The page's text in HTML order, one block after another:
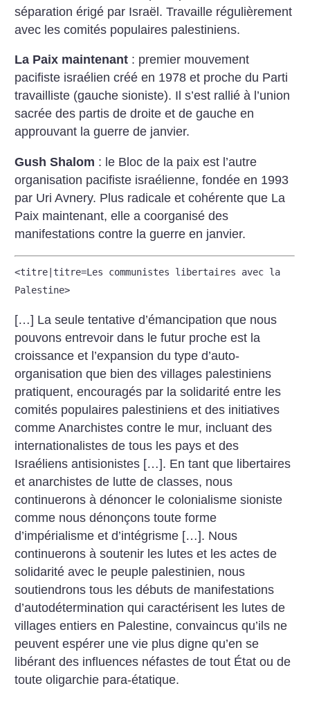
séparation érigé par Israël. Travaille régulièrement
avec les comités populaires palestiniens.
La Paix maintenant : premier mouvement
pacifiste israélien créé en 1978 et proche du Parti
travailliste (gauche sioniste). Il s’est rallié à l’union
sacrée des partis de droite et de gauche en
approuvant la guerre de janvier.
Gush Shalom : le Bloc de la paix est l’autre
organisation pacifiste israélienne, fondée en 1993
par Uri Avnery. Plus radicale et cohérente que La
Paix maintenant, elle a coorganisé des
manifestations contre la guerre en janvier.
<titre|titre=Les communistes libertaires avec la
Palestine>
[…] La seule tentative d’émancipation que nous
pouvons entrevoir dans le futur proche est la
croissance et l’expansion du type d’auto-
organisation que bien des villages palestiniens
pratiquent, encouragés par la solidarité entre les
comités populaires palestiniens et des initiatives
comme Anarchistes contre le mur, incluant des
internationalistes de tous les pays et des
Israéliens antisionistes […]. En tant que libertaires
et anarchistes de lutte de classes, nous
continuerons à dénoncer le colonialisme sioniste
comme nous dénonçons toute forme
d’impérialisme et d’intégrisme […]. Nous
continuerons à soutenir les lutes et les actes de
solidarité avec le peuple palestinien, nous
soutiendrons tous les débuts de manifestations
d’autodétermination qui caractérisent les lutes de
villages entiers en Palestine, convaincus qu’ils ne
peuvent espérer une vie plus digne qu’en se
libérant des influences néfastes de tout État ou de
toute oligarchie para-étatique.